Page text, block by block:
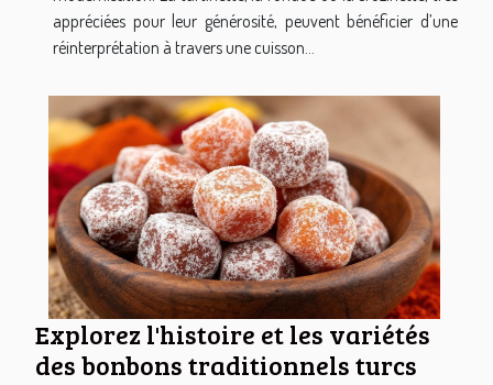
appréciées pour leur générosité, peuvent bénéficier d’une
réinterprétation à travers une cuisson...
Explorez l'histoire et les variétés
des bonbons traditionnels turcs